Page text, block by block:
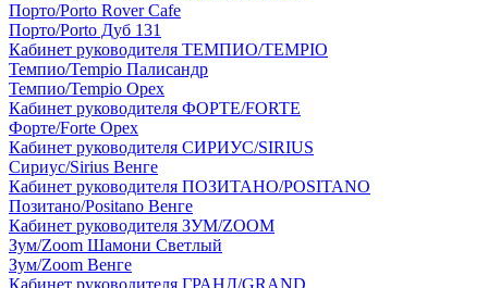
Порто/Porto Rover Cafe
Порто/Porto Дуб 131
Кабинет руководителя ТЕМПИО/TEMPIO
Темпио/Tempio Палисандр
Темпио/Tempio Орех
Кабинет руководителя ФОРТЕ/FORTE
Форте/Forte Орех
Кабинет руководителя СИРИУС/SIRIUS
Сириус/Sirius Венге
Кабинет руководителя ПОЗИТАНО/POSITANO
Позитано/Positano Венге
Кабинет руководителя ЗУМ/ZOOM
Зум/Zoom Шамони Светлый
Зум/Zoom Венге
Кабинет руководителя ГРАНД/GRAND